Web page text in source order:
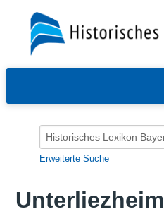
Erweiterte Suche
Unterliezheim